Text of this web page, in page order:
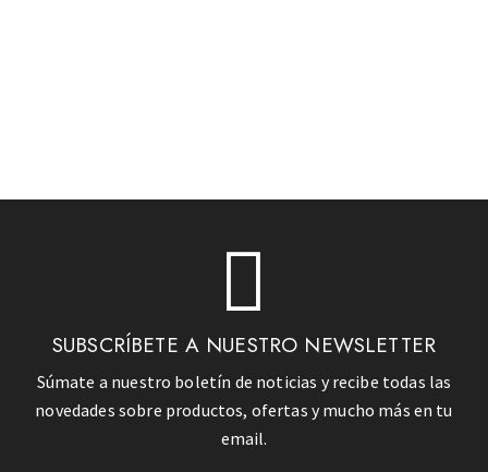
SUBSCRÍBETE A NUESTRO NEWSLETTER
Súmate a nuestro boletín de noticias y recibe todas las
novedades sobre productos, ofertas y mucho más en tu
email.